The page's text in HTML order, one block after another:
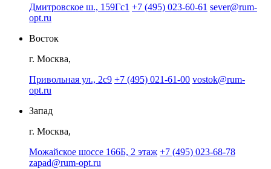
Дмитровское ш., 159Гс1 +7 (495) 023-60-61 sever@rum-
opt.ru
Восток
г. Москва,
Привольная ул., 2с9 +7 (495) 021-61-00 vostok@rum-
opt.ru
Запад
г. Москва,
Можайское шоссе 166Б, 2 этаж +7 (495) 023-68-78
zapad@rum-opt.ru